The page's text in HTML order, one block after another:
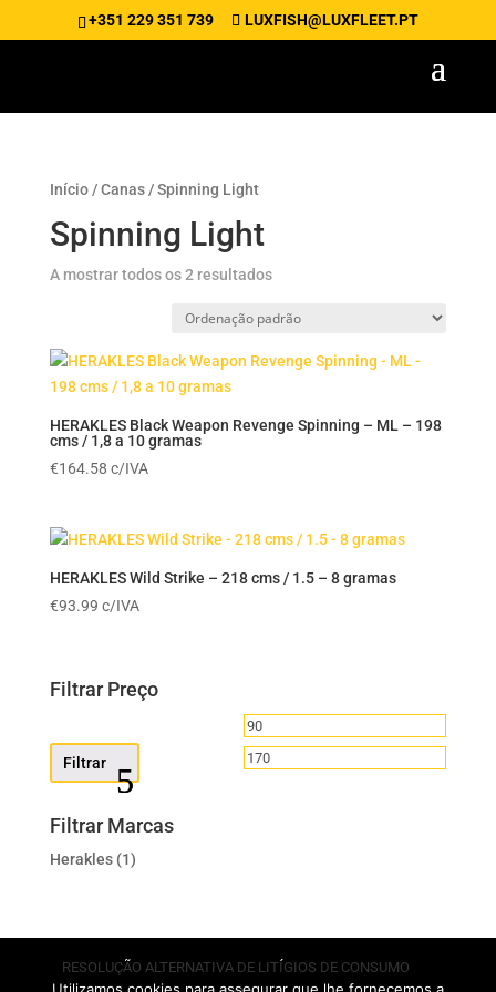
+351 229 351 739 LUXFISH@LUXFLEET.PT
Início/Canas/ Spinning Light
Spinning Light
A mostrar todos os 2 resultados
HERAKLES Black Weapon Revenge Spinning – ML – 198
cms / 1,8 a 10 gramas
€164.58 c/IVA
HERAKLES Wild Strike – 218 cms / 1.5 – 8 gramas
€93.99 c/IVA
Filtrar Preço
Preço
mínimo
Filtrar
Filtrar Marcas
Herakles (1)
RESOLUÇÃO ALTERNATIVA DE LITÍGIOS DE CONSUMO